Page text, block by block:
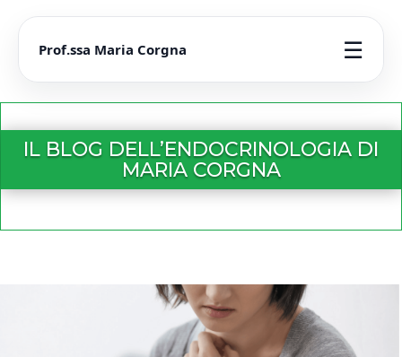
Prof.ssa Maria Corgna ☰
IL BLOG DELL’ENDOCRINOLOGIA DI
MARIA CORGNA